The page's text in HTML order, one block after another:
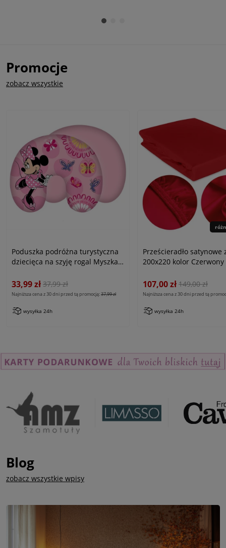
Promocje
zobacz wszystkie
Poduszka podróżna turystyczna
dziecięca na szyję rogal Myszka
33,99 zł 37,99 zł
Najniższa cena z 30 dni przed tą promocją:37,99 zł
wysyłka 24h
Prześcieradło satynowe
200x220 kolor Czerwony
107,00 zł 149,00 zł
Najniższa cena z 30 dni przed tą
wysyłka 24h
Blog
zobacz wszystkie wpisy